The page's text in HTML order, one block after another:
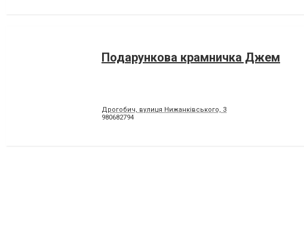
Подарункова крамничка Джем
Дрогобич, вулиця Нижанківського, 3
980682794